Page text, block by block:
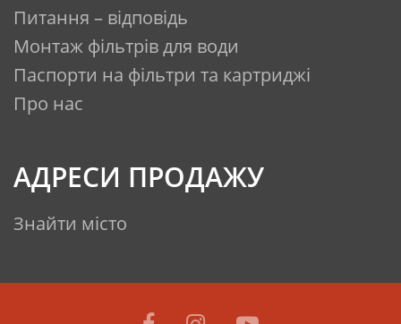
Питання – відповідь
Монтаж фільтрів для води
Паспорти на фільтри та картриджі
Про нас
АДРЕСИ ПРОДАЖУ
Знайти місто